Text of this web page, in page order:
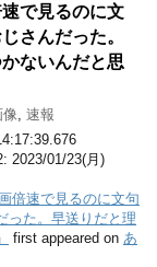
速で見るのに文
さんだった。
ないんだと思
像 速報
2023/01/23(月)
倍速で見るのに文句
った。早送りだと理
first appeared on あ